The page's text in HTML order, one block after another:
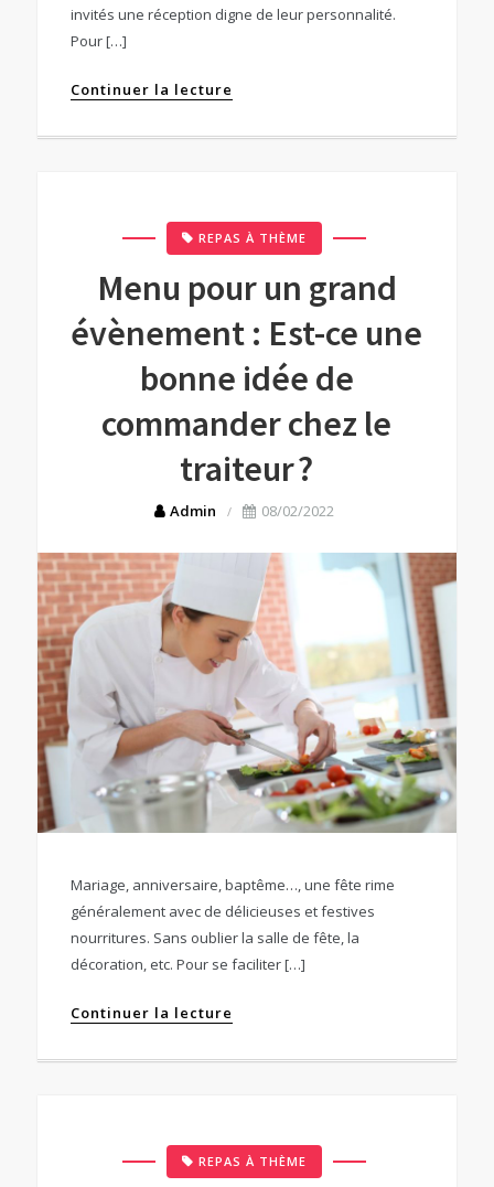
invités une réception digne de leur personnalité.
Pour […]
Continuer la lecture
REPAS À THÈME
Menu pour un grand
évènement : Est-ce une
bonne idée de
commander chez le
traiteur ?
Admin 08/02/2022
Mariage, anniversaire, baptême…, une fête rime
généralement avec de délicieuses et festives
nourritures. Sans oublier la salle de fête, la
décoration, etc. Pour se faciliter […]
Continuer la lecture
REPAS À THÈME